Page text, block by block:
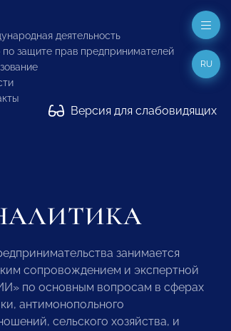
деятельность
защите прав предпринимателей
Версия для слабовидящих
RU
занимается
сопровождением и экспертной
по основным вопросам в сферах
антимонопольного
сельского хозяйства, и